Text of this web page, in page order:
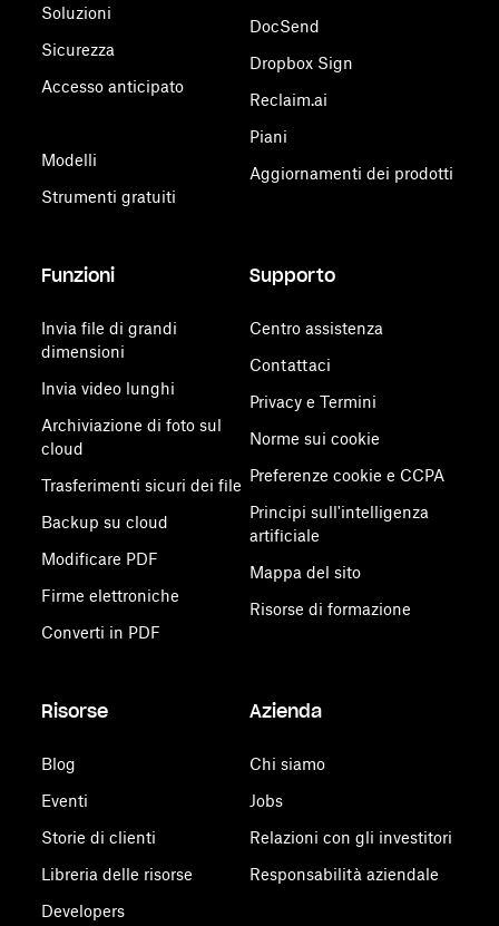
Soluzioni
Sicurezza
Accesso anticipato
Modelli
Strumenti gratuiti
DocSend
Dropbox Sign
Reclaim.ai
Piani
Aggiornamenti dei prodotti
Funzioni
Invia file di grandi
dimensioni
Invia video lunghi
Archiviazione di foto sul
cloud
Trasferimenti sicuri dei file
Backup su cloud
Modificare PDF
Firme elettroniche
Converti in PDF
Supporto
Centro assistenza
Contattaci
Privacy e Termini
Norme sui cookie
Preferenze cookie e CCPA
Principi sull'intelligenza
artificiale
Mappa del sito
Risorse di formazione
Risorse
Blog
Eventi
Storie di clienti
Libreria delle risorse
Developers
Azienda
Chi siamo
Jobs
Relazioni con gli investitori
Responsabilità aziendale